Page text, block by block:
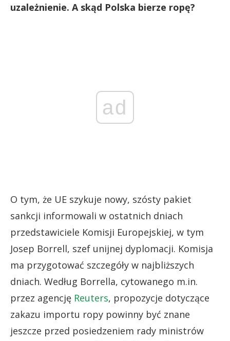
uzależnienie. A skąd Polska bierze ropę?
ad
O tym, że UE szykuje nowy, szósty pakiet
sankcji informowali w ostatnich dniach
przedstawiciele Komisji Europejskiej, w tym
Josep Borrell, szef unijnej dyplomacji. Komisja
ma przygotować szczegóły w najbliższych
dniach. Według Borrella, cytowanego m.in.
przez agencję Reuters, propozycje dotyczące
zakazu importu ropy powinny być znane
jeszcze przed posiedzeniem rady ministrów